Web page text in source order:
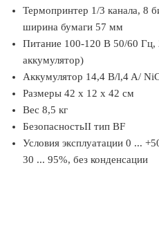
Термопринтер 1/3 канала, 8
ширина бумаги 57 мм
Питание 100-120 В 50/60 Гц,
аккумулятор)
Аккумулятор 14,4 B/l,4 A/
Размеры 42 х 12 х 42 см
Вес 8,5 кг
БезопасностьII тип BF
Условия эксплуатации 0 ...
30 ... 95%, без конденсации